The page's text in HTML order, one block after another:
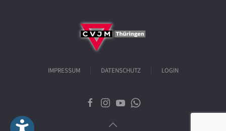
IMPRESSUM DATENSCHUTZ LOGIN